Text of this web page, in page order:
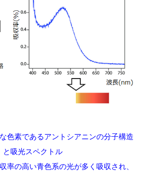
色素であるアントシアニンの分子構造
と吸光スペクトル
の高い青色系の光が多く吸収され、